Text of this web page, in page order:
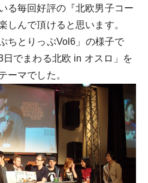
る毎回好評の『北欧男子コー
しんで頂けると思います。
ちとりっぷVol6」の様子で
でまわる北欧 in オスロ」を
ーマでした。